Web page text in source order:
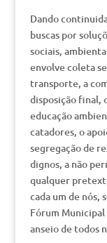
Dando
buscas por
sociais,
envolve coleta
transporte, a
disposição final,
educação
catadores, o
segregação de
dignos, a não
qualquer
cada um de nós,
Fórum Municipal
anseio de todos